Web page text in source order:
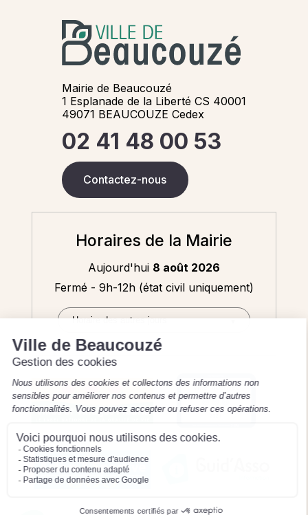
Mairie de Beaucouzé
1 Esplanade de la Liberté CS 40001
49071 BEAUCOUZE Cedex
02 41 48 00 53
Contactez-nous
Horaires de la Mairie
Aujourd'hui 8 août 2026
Fermé - 9h-12h (état civil uniquement)